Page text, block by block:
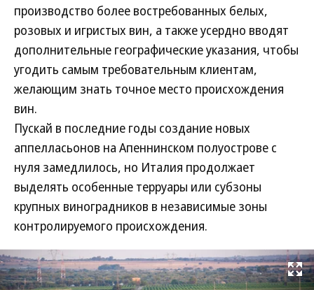
производство более востребованных белых,
розовых и игристых вин, а также усердно вводят
дополнительные географические указания, чтобы
угодить самым требовательным клиентам,
желающим знать точное место происхождения
вин.
Пускай в последние годы создание новых
аппелласьонов на Апеннинском полуострове с
нуля замедлилось, но Италия продолжает
выделять особенные терруары или субзоны
крупных виноградников в независимые зоны
контролируемого происхождения.
Развернуть